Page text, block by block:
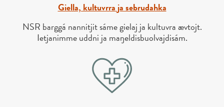
Giella, kultuvrra ja sebrudahka
NSR barggá nannitjit sáme gielaj ja kultuvra ævtojt.
Ietjanimme uddni ja maŋeldisbuolvajdisám.